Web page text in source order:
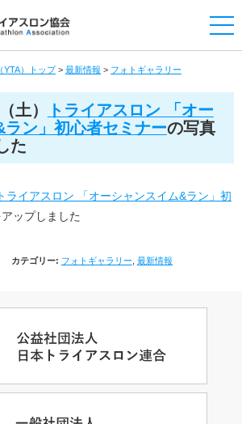
YTA）トップ> 最新情報 > フォトギャラリー
土）
トライアスロン 「オー
ラン」初心者セミナーの写真
た
トライアスロン 「オーシャンスイム&ラン」初
ップしました
カテゴリー: フォトギャラリー 最新情報